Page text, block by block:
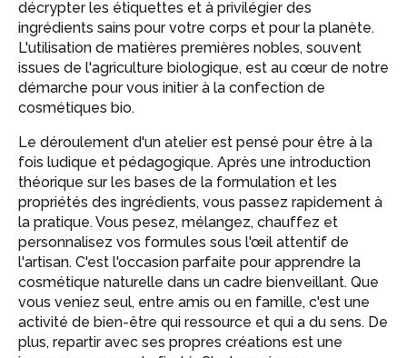
décrypter les étiquettes et à privilégier des
ingrédients sains pour votre corps et pour la planète.
L'utilisation de matières premières nobles, souvent
issues de l'agriculture biologique, est au cœur de notre
démarche pour vous initier à la confection de
cosmétiques bio.
Le déroulement d'un atelier est pensé pour être à la
fois ludique et pédagogique. Après une introduction
théorique sur les bases de la formulation et les
propriétés des ingrédients, vous passez rapidement à
la pratique. Vous pesez, mélangez, chauffez et
personnalisez vos formules sous l'œil attentif de
l'artisan. C'est l'occasion parfaite pour apprendre la
cosmétique naturelle dans un cadre bienveillant. Que
vous veniez seul, entre amis ou en famille, c'est une
activité de bien-être qui ressource et qui a du sens. De
plus, repartir avec ses propres créations est une